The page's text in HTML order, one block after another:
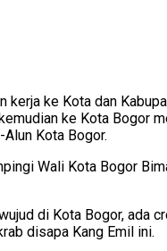
kerja ke Kota dan
ke Kota Bogor
Kota Bogor.
Wali Kota Bogor
di Kota Bogor, ada
disapa Kang Emil ini.